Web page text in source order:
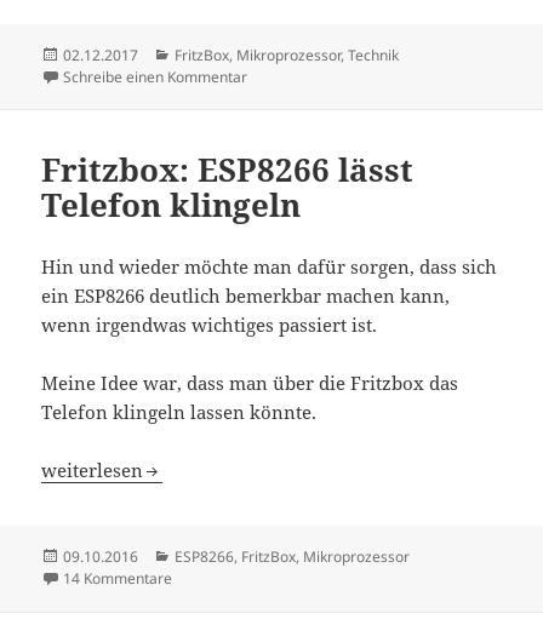
Veröffentlicht
am
02.12.2017 Kategorien
FritzBox, Mikroprozessor,Technik
Schreibe einen Kommentarzu 10 Platinen (10x10cm) für unter 5€
Fritzbox: ESP8266 lässt
Telefon klingeln
Hin und wieder möchte man dafür sorgen, dass sich
ein ESP8266 deutlich bemerkbar machen kann,
wenn irgendwas wichtiges passiert ist.
Meine Idee war, dass man über die Fritzbox das
Telefon klingeln lassen könnte.
Fritzbox: ESP8266 lässt Telefon klingeln
weiterlesen
Veröffentlicht
am
09.10.2016 Kategorien
ESP8266, FritzBox, Mikroprozessor
14 Kommentare